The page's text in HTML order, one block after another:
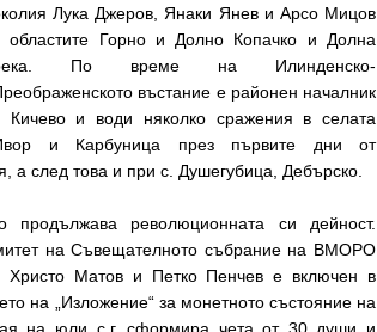
Лука Джеров, Янаки Янев и Арсо Мицов
областите Горно и Долно Копачко и Долна
По време на Илинденско-
въстание е районен началник
Кичево и води няколко сражения в селата
и Карбуница през първите дни от
а след това и при с. Душегубица, Дебърско.
продължава революционната си дейност.
на Съвещателното събрание на ВМОРО
Матов и Петко Пенчев е включен в
на „Изложение“ за монетното състояние на